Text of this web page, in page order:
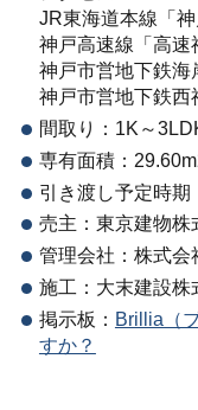
JR東海道本線「
神戸高速線「高速
神戸市営地下鉄海
神戸市営地下鉄西
間取り：1K～
専有面積：
引き渡し予定時期
売主：東京建物株
管理会社：株式会
施工：大末建設株
掲示板： Brillia（
すか？